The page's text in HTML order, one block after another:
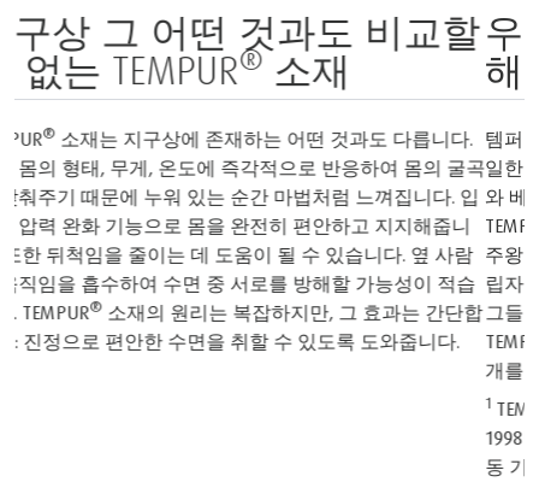
우주에서 탄생하여 수면을 위
해 완성된 제품
템퍼는 NASA1에서 인정하고 Space Foundation2이 인증한 유
일한 매트리스 브랜드입니다. 우리가 만드는 모든 매트리스
와 베개의 중심에는 NASA 기술로 탄생한 아이코닉한
TEMPUR 소재가 있습니다. 60년대 후반, NASA 과학자들은 우
주왕복선에 사용된 완전히 새로운 소재를 발명했습니다. 창
립자들은 이 소재의 독특한 잠재력을 깨달았습니다. 그래서
그들은 NASA의 독창적인 발명품을 가져와 수년에 걸쳐
TEMPUR 소재를 완성하고 세계 최초의 점탄성 매트리스 및 베
1998년 5월 6일 워싱턴D.C.에 위치한 NASA 본부에서 열린 공
동 기자회견에서 NASA는 그들의 독창적인 기술을 일상 생활